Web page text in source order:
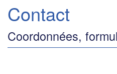
Contact
Coordonnées,